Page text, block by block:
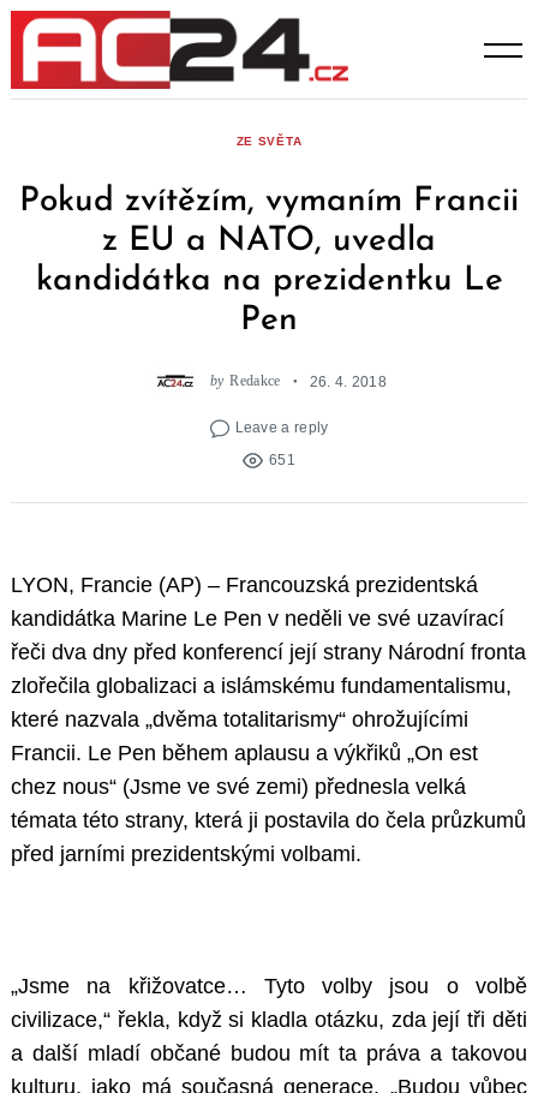
Skip
content
ZE SVĚTA
Pokud zvítězím, vymaním Francii
z EU a NATO, uvedla
kandidátka na prezidentku Le
Pen
by Redakce 26. 4. 2018
Leave a reply
651
LYON, Francie (AP) – Francouzská prezidentská
kandidátka Marine Le Pen v neděli ve své uzavírací
řeči dva dny před konferencí její strany Národní fronta
zlořečila globalizaci a islámskému fundamentalismu,
které nazvala „dvěma totalitarismy“ ohrožujícími
Francii. Le Pen během aplausu a výkřiků „On est
chez nous“ (Jsme ve své zemi) přednesla velká
témata této strany, která ji postavila do čela průzkumů
před jarními prezidentskými volbami.
„Jsme na křižovatce… Tyto volby jsou o volbě
civilizace,“ řekla, když si kladla otázku, zda její tři děti
a další mladí občané budou mít ta práva a takovou
kulturu, jako má současná generace. „Budou vůbec